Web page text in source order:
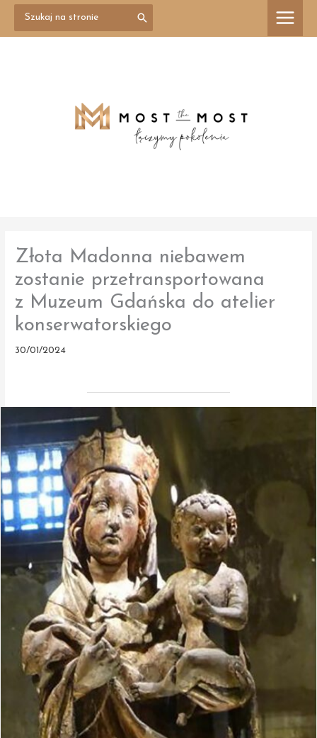
Przejdź
treści
for:
Złota Madonna niebawem
zostanie przetransportowana
z Muzeum Gdańska do atelier
konserwatorskiego
30/01/2024